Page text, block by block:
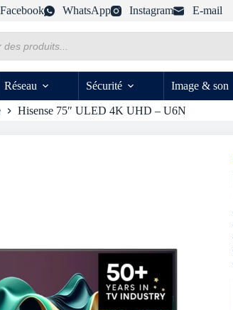
Facebook WhatsApp Instagram E-mail
Réseau Sécurité Image & son
Hisense 75″ ULED 4K UHD – U6N